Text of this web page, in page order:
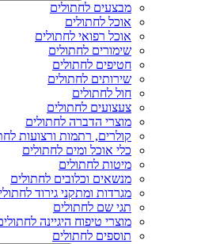
מבצעים לחתולים
אוכל לחתולים
אוכל רפואי לחתולים
שימורים לחתולים
חטיפים לחתולים
שירותים לחתולים
חול לחתולים
צעצועים לחתולים
מוצרי הדברה לחתולים
קולרים, רתמות ורצועות
כלי אוכל ומים לחתולים
מיטות לחתולים
מנשאים וכלובים לחתולים
מגרדות ומתקני גירוד
תגי שם לחתולים
מוצרי טיפוח היגיינה
תוספים לחתולים